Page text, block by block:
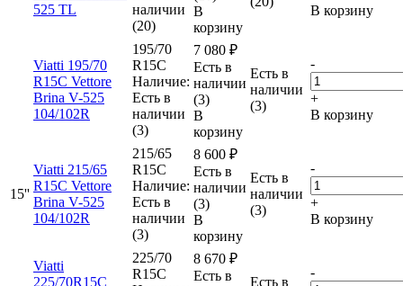
525 TL
наличии
(20)
В
корзину
В корзину
15''
Viatti 195/70
R15C Vettore
Brina V-525
104/102R
195/70
R15C
Наличие:
Есть в
наличии
(3)
7 080 ₽
Есть в
наличии
(3)
В
корзину
Есть в
наличии
(3)
-
+
В корзину
Viatti 215/65
R15C Vettore
Brina V-525
104/102R
215/65
R15C
Наличие:
Есть в
наличии
(3)
8 600 ₽
Есть в
наличии
(3)
В
корзину
Есть в
наличии
(3)
-
+
В корзину
Viatti
225/70R15C
225/70
R15C
8 670 ₽
Есть в
Есть в
-